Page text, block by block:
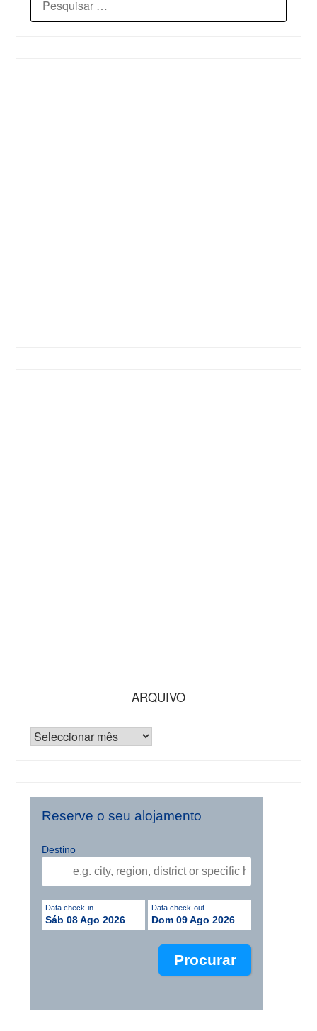
ARQUIVO
Reserve o seu alojamento
Destino
Data check-in
Sáb 08 Ago 2026
Data check-out
Dom 09 Ago 2026